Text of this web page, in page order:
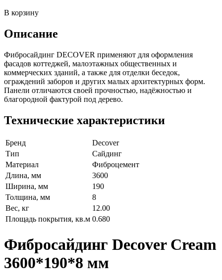
В корзину
Описание
Фибросайдинг DECOVER применяют для оформления
фасадов коттеджей, малоэтажных общественных и
коммерческих зданий, а также для отделки беседок,
ограждений заборов и других малых архитектурных форм.
Панели отличаются своей прочностью, надёжностью и
благородной фактурой под дерево.
Технические характеристики
Бренд
Decover
Тип
Сайдинг
Материал
Фиброцемент
Длина, мм
3600
Ширина, мм
190
Толщина, мм
8
Вес, кг
12.00
Площадь покрытия, кв.м 0.680
Фибросайдинг Decover Cream
3600*190*8 мм